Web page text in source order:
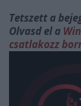
Tetszett a
Olvasd el a
csatlakozz